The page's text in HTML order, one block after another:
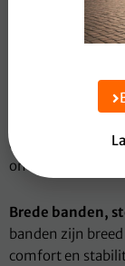
niet te smeren.
grofweg
2.000–3.000 km
€90, en vraagt
direct maakt.
oneffenheden
Brede banden,
banden zijn
comfort en